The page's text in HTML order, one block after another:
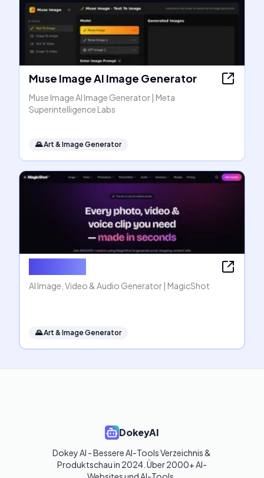
Muse Image AI Image Generator
Muse Image AI Image Generator | Meta
Superintelligence Labs
🌄Art & Image Generator
AI Image, Video & Audio Generator | MagicShot
🌄Art & Image Generator
DokeyAI
Dokey AI - Bessere AI-Tools Verzeichnis &
Produktschau in 2024. Über 2000+ AI-